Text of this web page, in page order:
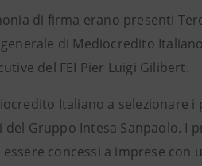
di firma erano presenti
di Mediocredito
del FEI Pier Luigi Gilibert.
Italiano a selezionare
del Gruppo Intesa Sanpaolo. I
concessi a imprese